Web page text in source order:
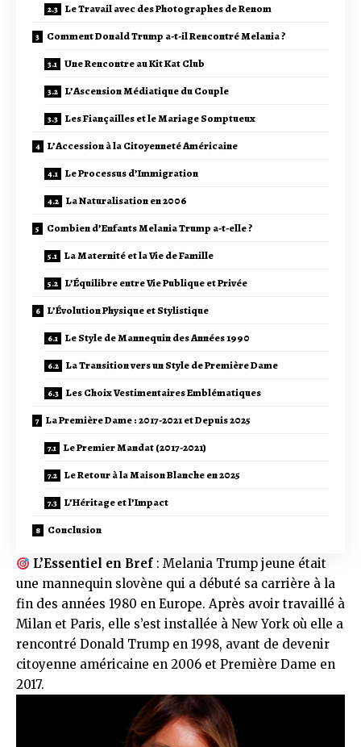
Le Travail avec des Photographes de Renom
Comment Donald Trump a-t-il Rencontré Melania ?
Une Rencontre au Kit Kat Club
L’Ascension Médiatique du Couple
Les Fiançailles et le Mariage Somptueux
L’Accession à la Citoyenneté Américaine
Le Processus d’Immigration
La Naturalisation en 2006
Combien d’Enfants Melania Trump a-t-elle ?
La Maternité et la Vie de Famille
L’Équilibre entre Vie Publique et Privée
L’Évolution Physique et Stylistique
Le Style de Mannequin des Années 1990
La Transition vers un Style de Première Dame
Les Choix Vestimentaires Emblématiques
La Première Dame : 2017-2021 et Depuis 2025
Le Premier Mandat (2017-2021)
Le Retour à la Maison Blanche en 2025
L’Héritage et l’Impact
Conclusion
L’Essentiel en Bref : Melania Trump jeune était
une mannequin slovène qui a débuté sa carrière à la
fin des années 1980 en Europe. Après avoir travaillé à
Milan et Paris, elle s’est installée à New York où elle a
rencontré Donald Trump en 1998, avant de devenir
citoyenne américaine en 2006 et Première Dame en
2017.